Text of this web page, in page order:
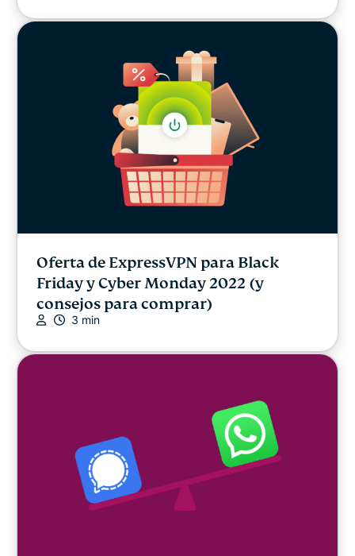
Oferta de ExpressVPN para Black
Friday y Cyber Monday 2022 (y
consejos para comprar)
3 min